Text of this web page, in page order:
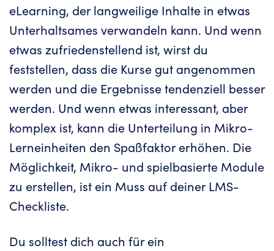
eLearning, der langweilige Inhalte in etwas
Unterhaltsames verwandeln kann. Und wenn
etwas zufriedenstellend ist, wirst du
feststellen, dass die Kurse gut angenommen
werden und die Ergebnisse tendenziell besser
werden. Und wenn etwas interessant, aber
komplex ist, kann die Unterteilung in Mikro-
Lerneinheiten den Spaßfaktor erhöhen. Die
Möglichkeit, Mikro- und spielbasierte Module
zu erstellen, ist ein Muss auf deiner LMS-
Checkliste.
Du solltest dich auch für ein